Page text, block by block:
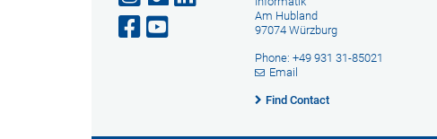
Am Hubland
97074 Würzburg
Phone: +49 931 31-85021
Email
Find Contact